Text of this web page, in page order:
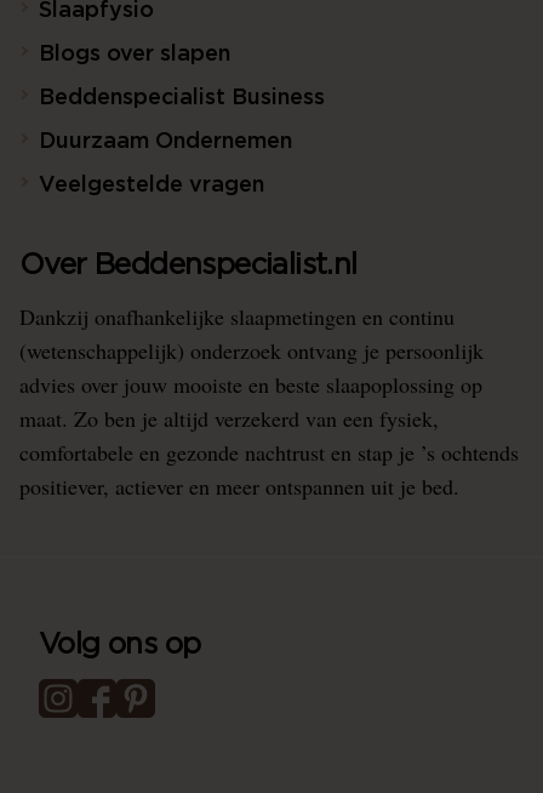
Slaapfysio
Blogs over slapen
Beddenspecialist Business
Duurzaam Ondernemen
Veelgestelde vragen
Over Beddenspecialist.nl
Dankzij onafhankelijke slaapmetingen en continu
(wetenschappelijk) onderzoek ontvang je persoonlijk
advies over jouw mooiste en beste slaapoplossing op
maat. Zo ben je altijd verzekerd van een fysiek,
comfortabele en gezonde nachtrust en stap je ’s ochtends
positiever, actiever en meer ontspannen uit je bed.
Volg ons op